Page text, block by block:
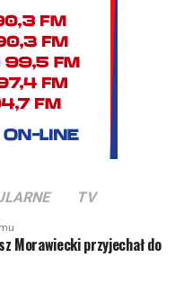
TV
Morawiecki przyjechał do